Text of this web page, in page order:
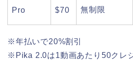
Pro $70 無制限
※年払いで20%割引
※Pika 2.0は1動画あたり50クレ